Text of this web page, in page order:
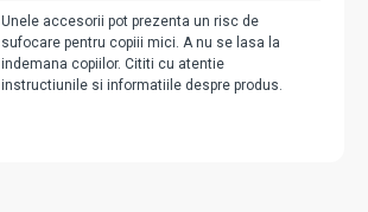
Unele accesorii pot prezenta un risc de
sufocare pentru copiii mici. A nu se lasa la
indemana copiilor. Cititi cu atentie
instructiunile si informatiile despre produs.